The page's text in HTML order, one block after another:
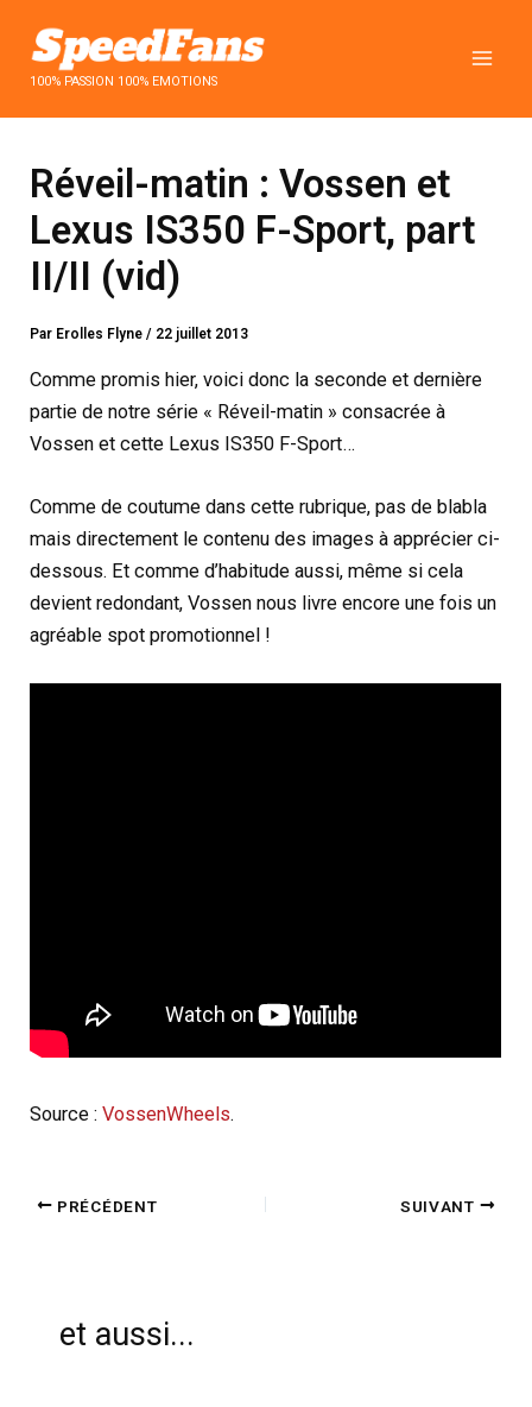
contenu100% PASSION 100% EMOTIONS
Réveil-matin : Vossen et
Lexus IS350 F-Sport, part
II/II (vid)
Par Erolles Flyne/ 22 juillet 2013
Comme promis hier, voici donc la seconde et dernière
partie de notre série « Réveil-matin » consacrée à
Vossen et cette Lexus IS350 F-Sport…
Comme de coutume dans cette rubrique, pas de blabla
mais directement le contenu des images à apprécier ci-
dessous. Et comme d’habitude aussi, même si cela
devient redondant, Vossen nous livre encore une fois un
agréable spot promotionnel !
Source :VossenWheels.
PRÉCÉDENT SUIVANT
et aussi...